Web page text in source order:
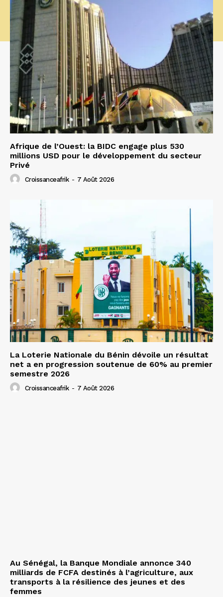
Afrique de l’Ouest: la BIDC engage plus 530
millions USD pour le développement du secteur
Privé
Croissanceafrik - 7 Août 2026
La Loterie Nationale du Bénin dévoile un résultat
net a en progression soutenue de 60% au premier
semestre 2026
Croissanceafrik - 7 Août 2026
Au Sénégal, la Banque Mondiale annonce 340
milliards de FCFA destinés à l’agriculture, aux
transports à la résilience des jeunes et des
femmes